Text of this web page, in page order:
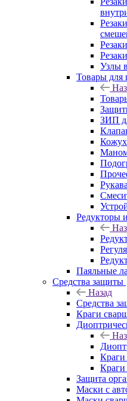
Узлы
Товары для
ЗИП
Редукторы
Паяльные
Средства защиты
Назад
Средства
Краги
Краги
Краги
Защита
Маски с